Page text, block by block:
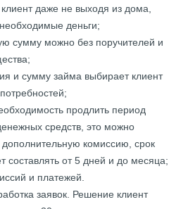
даже не выходя из дома,
деньги;
сумму можно без поручителей и
и сумму займа выбирает клиент
продлить период
средств, это можно
дополнительную комиссию, срок
составлять от 5 дней и до месяца;
и платежей.
заявок. Решение клиент